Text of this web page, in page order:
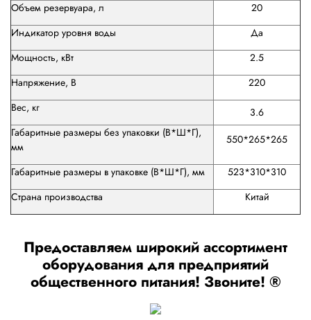
Объем резервуара, л
20
Индикатор уровня воды
Да
Мощность, кВт
2.5
Напряжение, В
220
Вес, кг
3.6
Габаритные размеры без упаковки (В*Ш*Г),
мм
550*265*265
Габаритные размеры в упаковке (В*Ш*Г), мм
523*310*310
Страна производства
Китай
Предоставляем широкий ассортимент
оборудования для предприятий
общественного питания! Звоните! ®